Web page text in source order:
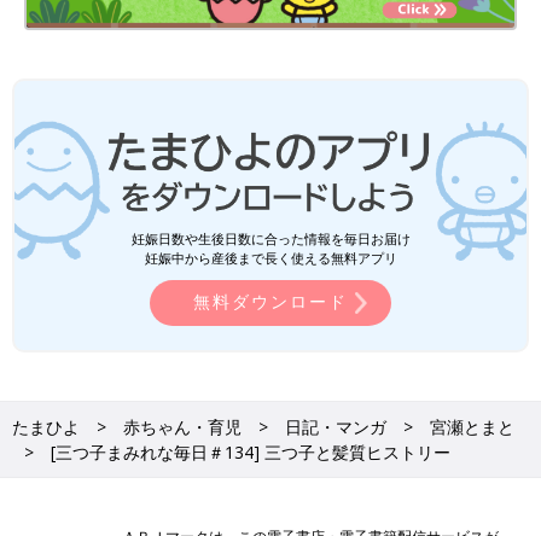
妊娠日数や生後日数に合った情報を毎日お届け
妊娠中から産後まで長く使える無料アプリ
無料ダウンロード
たまひよ 赤ちゃん・育児 日記・マンガ
宮瀬とまと
[三つ子まみれな毎日＃134] 三つ子と髪質ヒストリー